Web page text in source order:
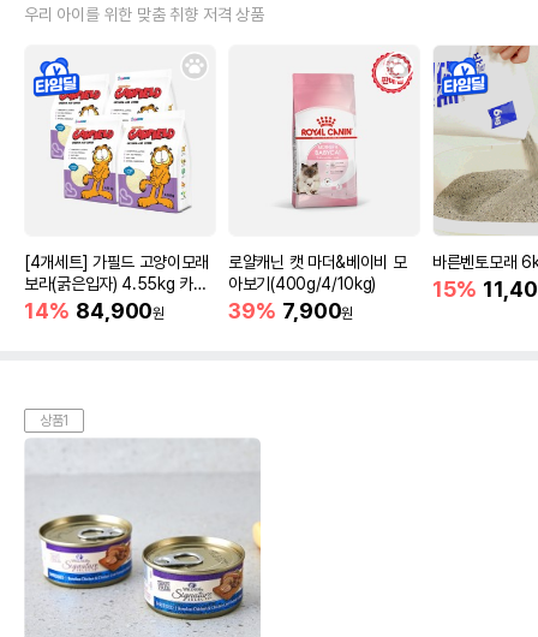
우리 아이를 위한 맞춤 취향 저격 상품
[4개세트] 가필드 고양이모래
보라(굵은입자) 4.55kg 카사
바모래
14% 84,900원
로얄캐닌 캣 마더&베이비 모
아보기(400g/4/10kg)
39% 7,900원
바른벤토모래
15%
상품1